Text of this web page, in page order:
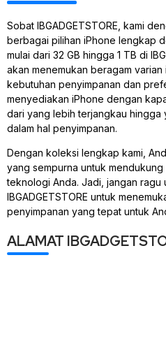
Sobat IBGADGETSTORE, kami
berbagai pilihan iPhone lengkap
mulai dari 32 GB hingga 1 TB di
akan menemukan beragam
kebutuhan penyimpanan dan
menyediakan iPhone dengan
dari yang lebih terjangkau hingga
dalam hal penyimpanan.
Dengan koleksi lengkap kami,
yang sempurna untuk
teknologi Anda. Jadi, jangan ragu
IBGADGETSTORE untuk
penyimpanan yang tepat untuk
ALAMAT